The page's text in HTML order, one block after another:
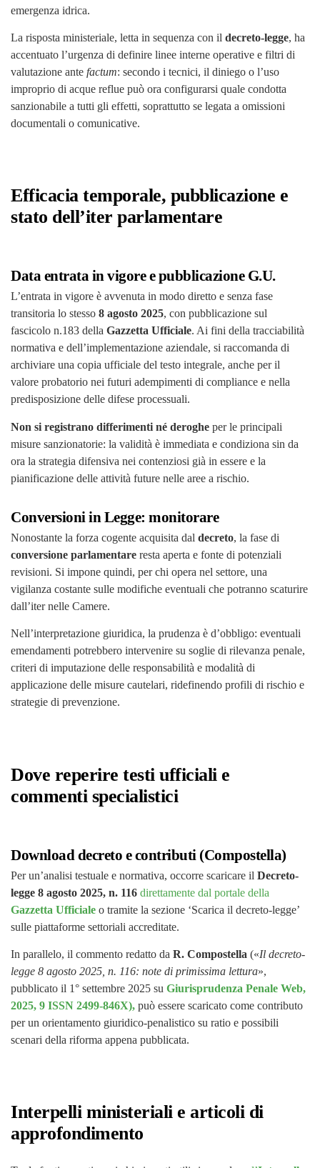
emergenza idrica.
La risposta ministeriale, letta in sequenza con il decreto-legge, ha
accentuato l’urgenza di definire linee interne operative e filtri di
valutazione ante factum: secondo i tecnici, il diniego o l’uso
improprio di acque reflue può ora configurarsi quale condotta
sanzionabile a tutti gli effetti, soprattutto se legata a omissioni
documentali o comunicative.
Efficacia temporale, pubblicazione e
stato dell’iter parlamentare
Data entrata in vigore e pubblicazione G.U.
L’entrata in vigore è avvenuta in modo diretto e senza fase
transitoria lo stesso 8 agosto 2025, con pubblicazione sul
fascicolo n.183 della Gazzetta Ufficiale. Ai fini della tracciabilità
normativa e dell’implementazione aziendale, si raccomanda di
archiviare una copia ufficiale del testo integrale, anche per il
valore probatorio nei futuri adempimenti di compliance e nella
predisposizione delle difese processuali.
Non si registrano differimenti né deroghe per le principali
misure sanzionatorie: la validità è immediata e condiziona sin da
ora la strategia difensiva nei contenziosi già in essere e la
pianificazione delle attività future nelle aree a rischio.
Conversioni in Legge: monitorare
Nonostante la forza cogente acquisita dal decreto, la fase di
conversione parlamentare resta aperta e fonte di potenziali
revisioni. Si impone quindi, per chi opera nel settore, una
vigilanza costante sulle modifiche eventuali che potranno scaturire
dall’iter nelle Camere.
Nell’interpretazione giuridica, la prudenza è d’obbligo: eventuali
emendamenti potrebbero intervenire su soglie di rilevanza penale,
criteri di imputazione delle responsabilità e modalità di
applicazione delle misure cautelari, ridefinendo profili di rischio e
strategie di prevenzione.
Dove reperire testi ufficiali e
commenti specialistici
Download decreto e contributi (Compostella)
Per un’analisi testuale e normativa, occorre scaricare il Decreto-
legge 8 agosto 2025, n. 116 direttamente dal portale della
Gazzetta Ufficiale o tramite la sezione ‘Scarica il decreto-legge’
sulle piattaforme settoriali accreditate.
In parallelo, il commento redatto da R. Compostella («Il decreto-
legge 8 agosto 2025, n. 116: note di primissima lettura»,
pubblicato il 1° settembre 2025 su Giurisprudenza Penale Web,
2025, 9 ISSN 2499-846X), può essere scaricato come contributo
per un orientamento giuridico-penalistico su ratio e possibili
scenari della riforma appena pubblicata.
Interpelli ministeriali e articoli di
approfondimento